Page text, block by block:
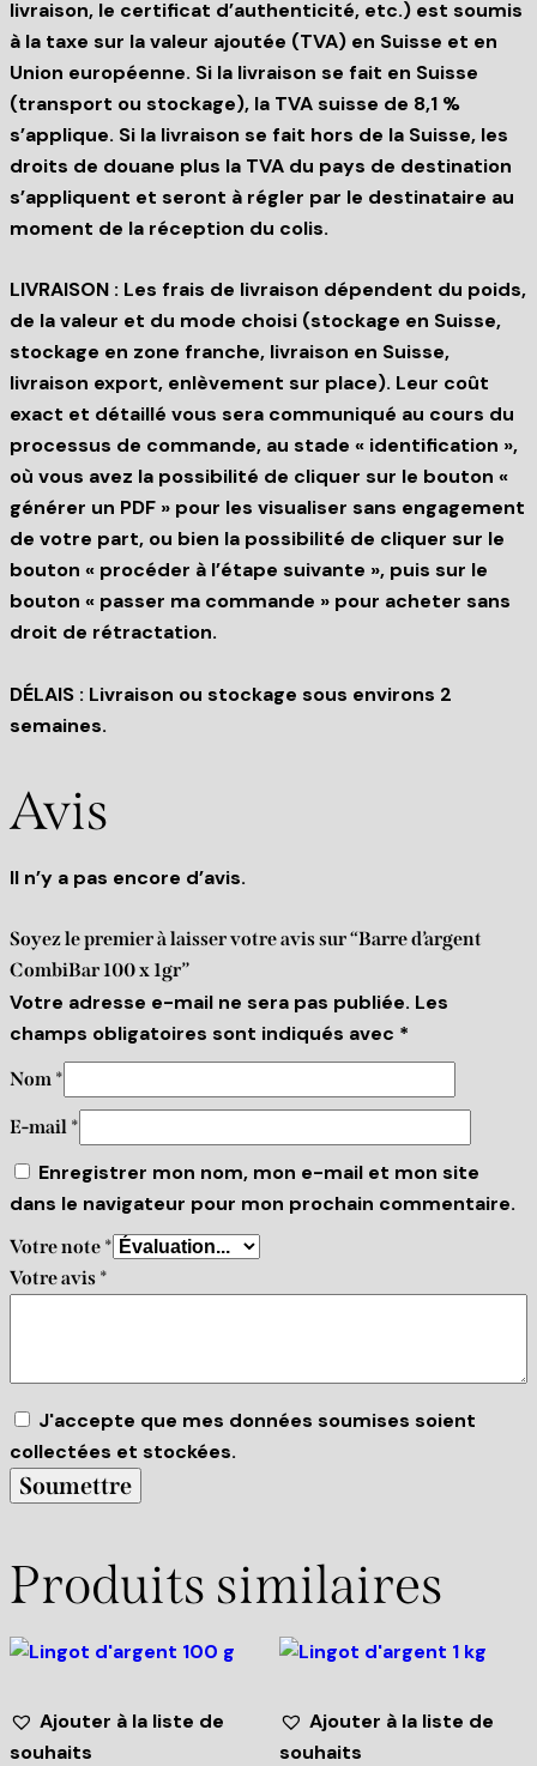
livraison, le certificat d’authenticité, etc.) est soumis
à la taxe sur la valeur ajoutée (TVA) en Suisse et en
Union européenne. Si la livraison se fait en Suisse
(transport ou stockage), la TVA suisse de 8,1 %
s’applique. Si la livraison se fait hors de la Suisse, les
droits de douane plus la TVA du pays de destination
s’appliquent et seront à régler par le destinataire au
moment de la réception du colis.
LIVRAISON : Les frais de livraison dépendent du poids,
de la valeur et du mode choisi (stockage en Suisse,
stockage en zone franche, livraison en Suisse,
livraison export, enlèvement sur place). Leur coût
exact et détaillé vous sera communiqué au cours du
processus de commande, au stade « identification »,
où vous avez la possibilité de cliquer sur le bouton «
générer un PDF » pour les visualiser sans engagement
de votre part, ou bien la possibilité de cliquer sur le
bouton « procéder à l’étape suivante », puis sur le
bouton « passer ma commande » pour acheter sans
droit de rétractation.
DÉLAIS : Livraison ou stockage sous environs 2
semaines.
Avis
Il n’y a pas encore d’avis.
Soyez le premier à laisser votre avis sur “Barre d’argent
CombiBar 100 x 1gr”
Votre adresse e-mail ne sera pas publiée. Les
champs obligatoires sont indiqués avec *
Nom *
E-mail *
Enregistrer mon nom, mon e-mail et mon site
dans le navigateur pour mon prochain commentaire.
Votre note *
Votre avis *
J'accepte que mes données soumises soient
collectées et stockées.
Produits similaires
Ajouter à la liste de
souhaits
Ajouter à la liste de
souhaits